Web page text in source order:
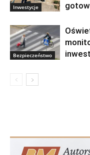
Inwestycje
Bezpieczeństwo